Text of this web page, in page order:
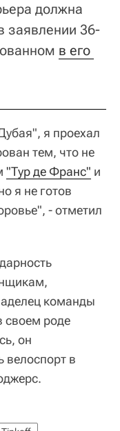
должна
заявлении 36-
в его
я проехал
тем, что не
"Тур де Франс" и
я не готов
- отметил
команды
своем роде
он
велоспорт в